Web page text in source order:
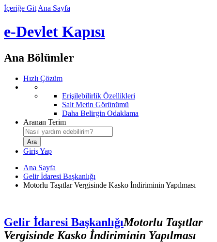
İçeriğe Git Ana Sayfa
e-Devlet Kapısı
Ana Bölümler
Hızlı Çözüm
Erişilebilirlik Özellikleri
Salt Metin Görünümü
Daha Belirgin Odaklama
Aranan Terim
Giriş Yap
Ana Sayfa
Gelir İdaresi Başkanlığı
Motorlu Taşıtlar Vergisinde Kasko İndiriminin Yapılması
Gelir İdaresi BaşkanlığıMotorlu Taşıtlar
Vergisinde Kasko İndiriminin Yapılması